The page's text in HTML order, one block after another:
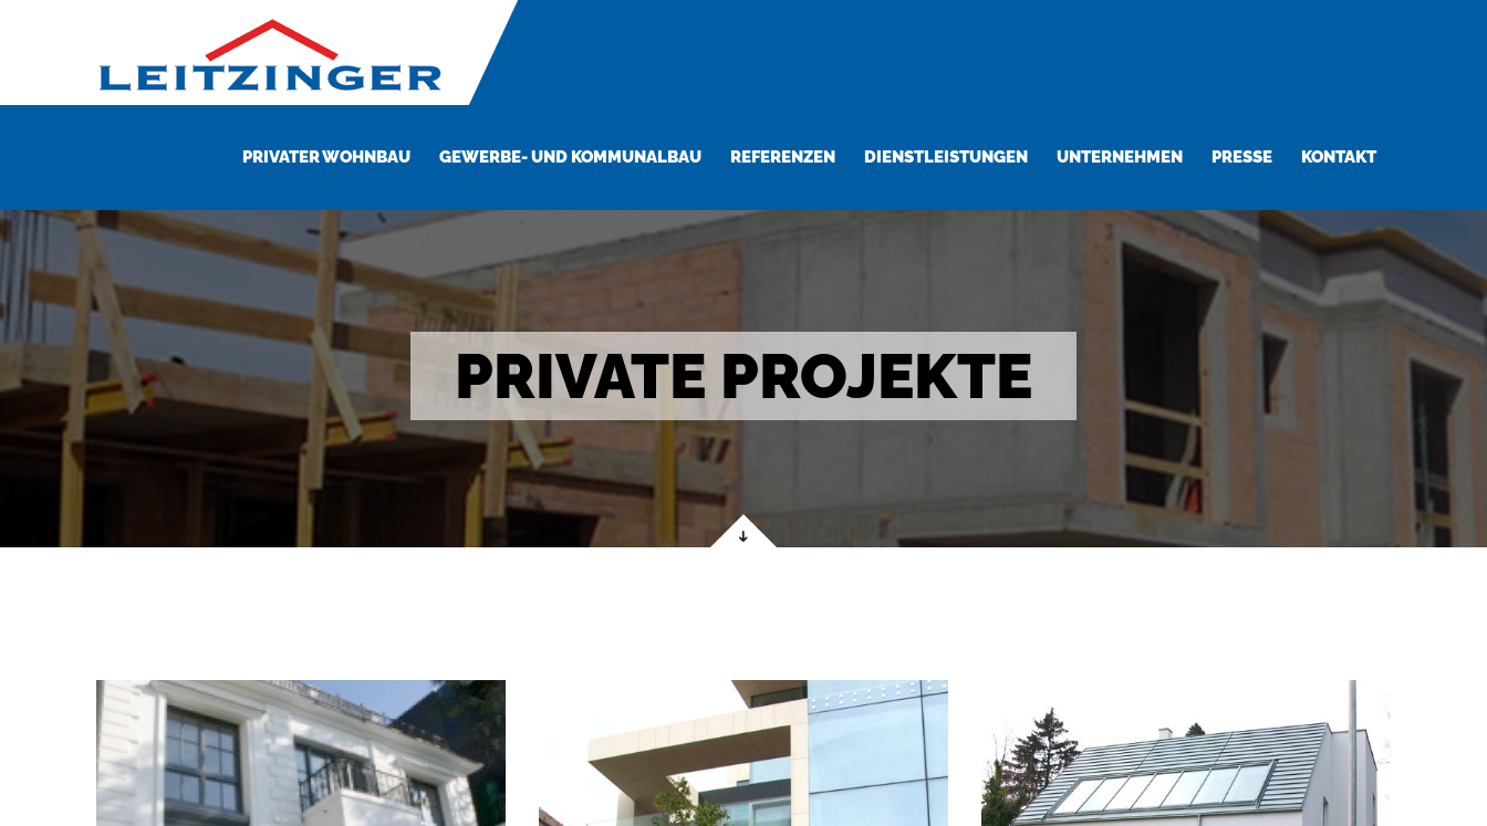
PRIVATER WOHNBAU GEWERBE- UND KOMMUNALBAU REFERENZEN DIENSTLEISTUNGEN UNTERNEHMEN PRESSE KONTAKT
PRIVATE PROJEKTE